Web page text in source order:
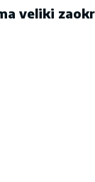
veliki